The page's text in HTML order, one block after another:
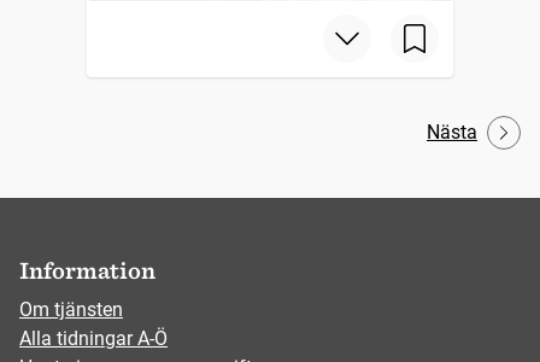
Nästa
Information
Om tjänsten
Alla tidningar A-Ö